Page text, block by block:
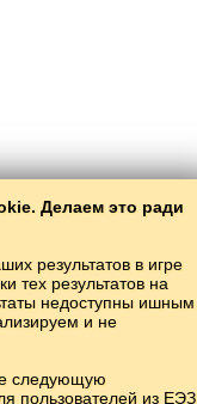
Делаем это ради
результатов в игре
тех результатов на
недоступны ишным
и не
следующую
пользователей из ЕЭЗ